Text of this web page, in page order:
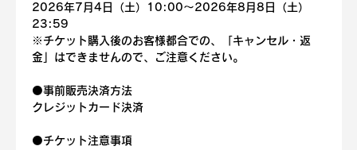
2026年7月4日（土）10:00〜2026年8月8日（土）
23:59
※ チケット購入後のお客様都合での、「キャンセル・返
金」はできませんので、ご注意ください。
⚫️事前販売決済方法
クレジットカード決済
⚫️チケット注意事項